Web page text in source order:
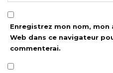
Enregistrez mon nom,
Web dans ce navigateur
commenterai.